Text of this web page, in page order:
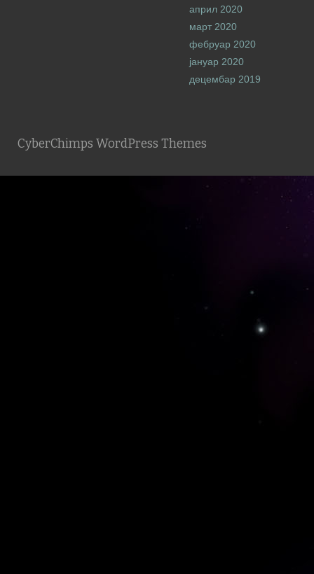
април 2020
март 2020
фебруар 2020
јануар 2020
децембар 2019
CyberChimps WordPress Themes